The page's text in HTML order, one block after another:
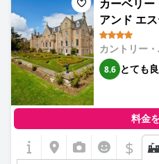
城の歴史的な性質は、その豊か
まって、ユニークな魅力と個性
リー8世が所有していたこの宿泊
全体的な魅惑的な体験を高めて
結論として、ソーンベリー城 - ル
史的な重要性、卓越したサービ
まれた、贅沢で王室のような逃
に残る休暇に理想的な場所です。
ルームを拡張するなどの大規模
年から1998年まで、リンドレー
者研修センターとして運営して
にあたるマーク・カンリフ・リ
この城を購入した。2000年6月17
マシャム男爵夫妻）は結婚し、
るためにスウィントンに引っ越
て、32の寝室を持つ豪華なキャ
カーベリー
アンド エ
Mansion
カントリー
8.6 とても
料金
$